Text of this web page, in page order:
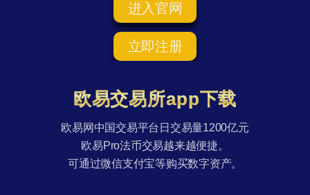
进入官网
立即注册
欧易交易所app下载
欧易网中国交易平台日交易量1200亿元
欧易Pro法币交易越来越便捷。
可通过微信支付宝等购买数字资产。